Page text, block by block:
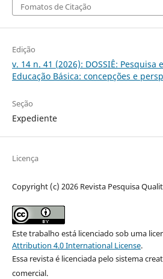
Fomatos de Citação
Edição
v. 14 n. 41 (2026): DOSSIÊ: Pesquisa
Educação Básica: concepções e
Seção
Expediente
Licença
Copyright (c) 2026 Revista Pesquisa
Este trabalho está licenciado sob uma
Attribution 4.0 International License.
Essa revista é licenciada pelo sistema
comercial.